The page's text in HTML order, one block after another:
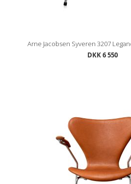
Arne Jacobsen Syveren 3207
DKK 6 550